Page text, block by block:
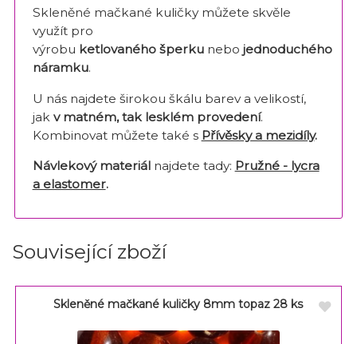
Skleněné mačkané kuličky můžete skvěle
využít pro
výrobu ketlovaného šperkunebo jednoduchého
náramku.
U nás najdete širokou škálu barev a velikostí,
jak v matném, tak lesklém provedení.
Kombinovat můžete také s Přívěsky a mezidíly.
Návlekový materiálnajdete tady: Pružné - lycra
a elastomer.
Související zboží
Skleněné mačkané kuličky 8mm topaz 28 ks